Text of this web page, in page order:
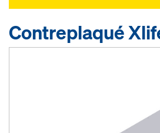
Contreplaqué